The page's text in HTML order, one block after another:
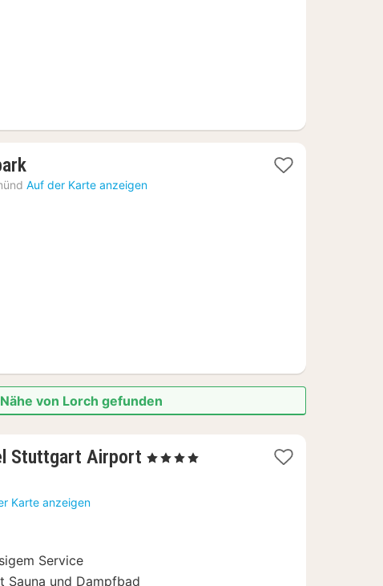
1
Nacht
Auf der Karte anzeigen
von Lorch gefunden
Stuttgart Airport 2
, 4 Sterne
Karte anzeigen
Service
Sauna und Dampfbad